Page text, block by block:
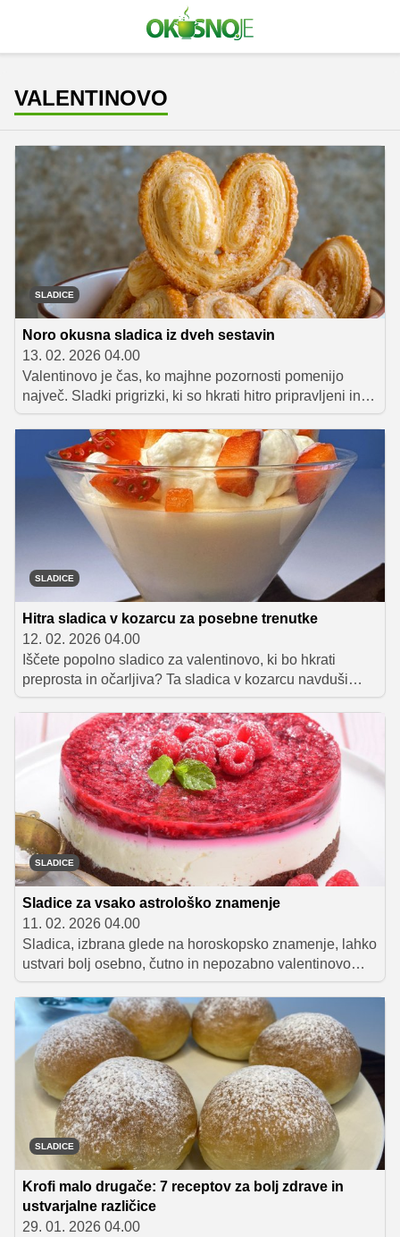
VALENTINOVO
SLADICE
Noro okusna sladica iz dveh sestavin
13. 02. 2026 04.00
Valentinovo je čas, ko majhne pozornosti pomenijo
največ. Sladki prigrizki, ki so hkrati hitro pripravljeni in
vizualno privlačni, so vedno dobra izbira. Francoski
piškoti palmiers, znani tudi kot "slonovo uho", so
popolna kombinacija hrustljavega listnatega testa,
sladkega karameliziranega sladkorja in nežnega
cimeta. Zaradi preprostih sestavin in hitre priprave so
idealni za prigrizek v zadnjem hipu, ki bo navdušil vaše
SLADICE
Hitra sladica v kozarcu za posebne trenutke
12. 02. 2026 04.00
Iščete popolno sladico za valentinovo, ki bo hkrati
preprosta in očarljiva? Ta sladica v kozarcu navduši
tako z videzom in okusom kot tudi s hitro in enostavno
pripravo. Sladko presenečenje, ki ga boste pripravili z
lahkoto in predvsem z ljubeznijo.
SLADICE
Sladice za vsako astrološko znamenje
11. 02. 2026 04.00
Sladica, izbrana glede na horoskopsko znamenje, lahko
ustvari bolj osebno, čutno in nepozabno valentinovo
izkušnjo. Presenetite drago ali dragega kot še nikoli.
SLADICE
Krofi malo drugače: 7 receptov za bolj zdrave in
ustvarjalne različice
29. 01. 2026 04.00